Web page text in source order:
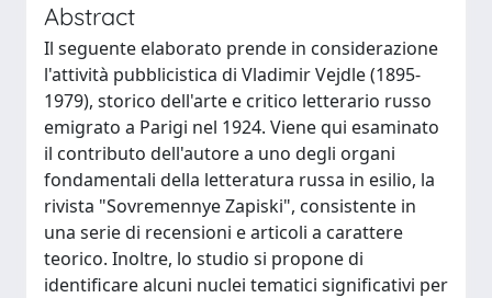
Abstract
Il seguente elaborato prende in considerazione
l'attività pubblicistica di Vladimir Vejdle (1895-
1979), storico dell'arte e critico letterario russo
emigrato a Parigi nel 1924. Viene qui esaminato
il contributo dell'autore a uno degli organi
fondamentali della letteratura russa in esilio, la
rivista "Sovremennye Zapiski", consistente in
una serie di recensioni e articoli a carattere
teorico. Inoltre, lo studio si propone di
identificare alcuni nuclei tematici significativi per